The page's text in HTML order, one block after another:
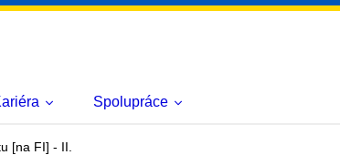
Spolupráce
[na FI] - II.